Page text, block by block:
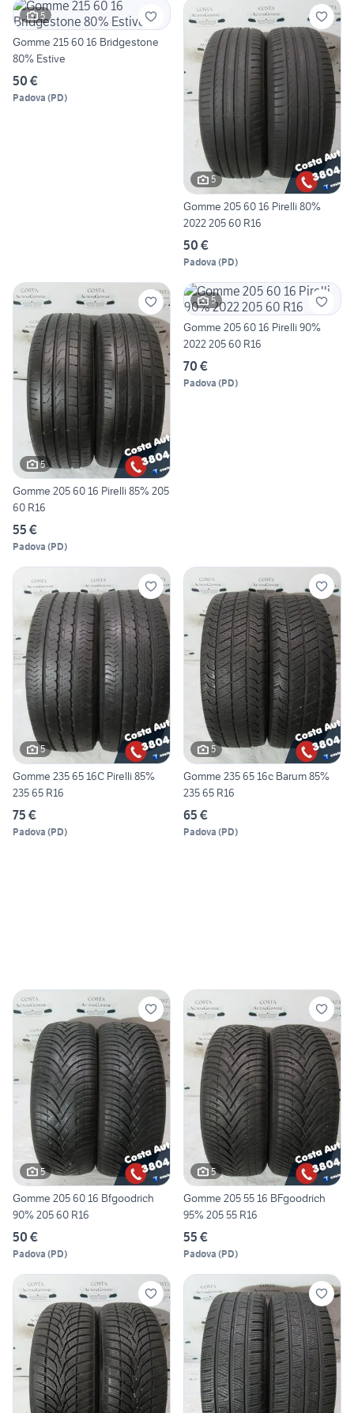
5
Gomme 215 60 16 Bridgestone
80% Estive
50 €
Padova (PD)
5
Gomme 205 60 16 Pirelli 80%
2022 205 60 R16
50 €
Padova (PD)
5
Gomme 205 60 16 Pirelli 85% 205
60 R16
55 €
Padova (PD)
5
Gomme 205 60 16 Pirelli 90%
2022 205 60 R16
70 €
Padova (PD)
5
Gomme 235 65 16C Pirelli 85%
235 65 R16
75 €
Padova (PD)
5
Gomme 235 65 16c Barum 85%
235 65 R16
65 €
Padova (PD)
5
Gomme 205 60 16 Bfgoodrich
90% 205 60 R16
50 €
Padova (PD)
5
Gomme 205 55 16 BFgoodrich
95% 205 55 R16
55 €
Padova (PD)